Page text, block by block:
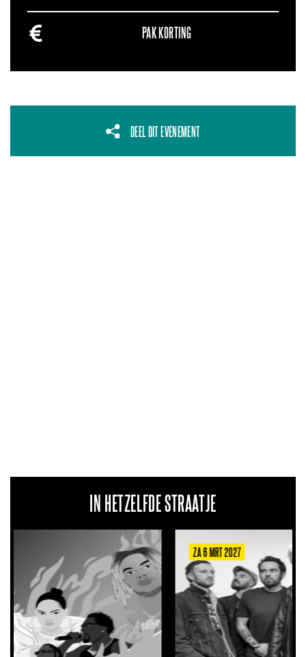
PAK KORTING
DEEL DIT EVENEMENT
IN HETZELFDE STRAATJE